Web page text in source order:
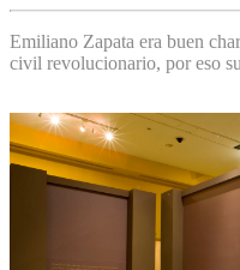
Emiliano Zapata era buen
civil revolucionario, por eso